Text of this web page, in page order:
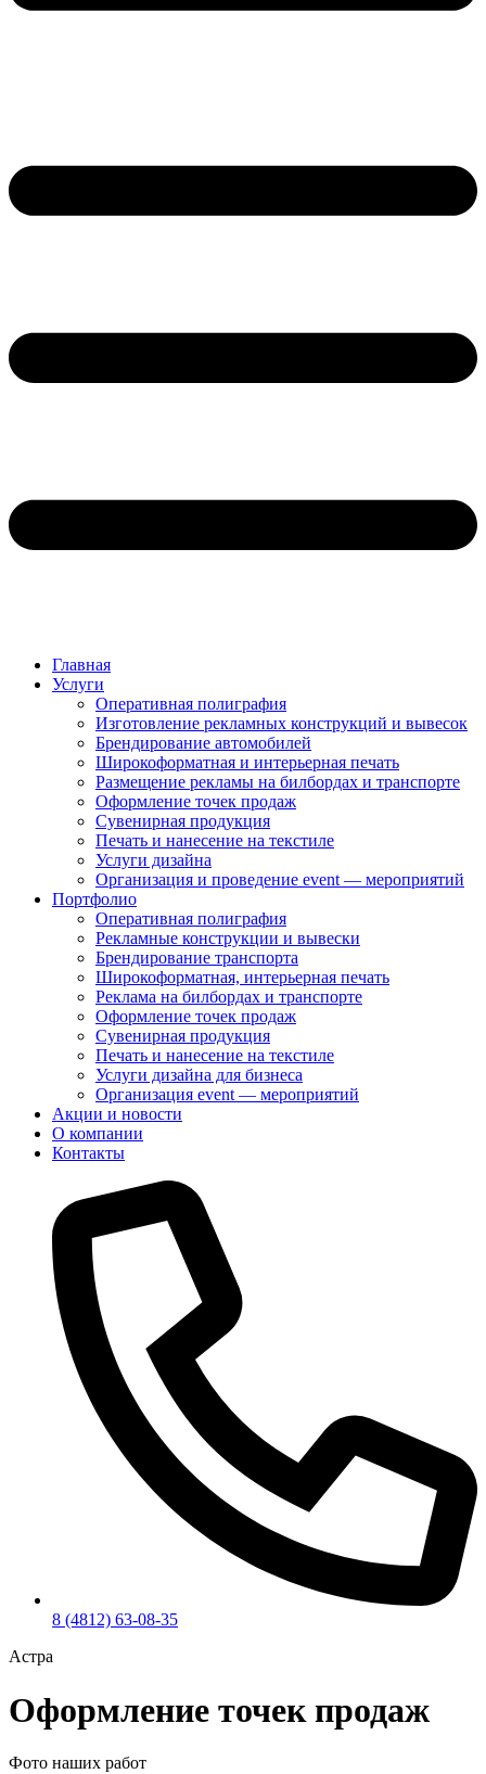
Главная
Услуги
Оперативная полиграфия
Изготовление рекламных конструкций и вывесок
Брендирование автомобилей
Широкоформатная и интерьерная печать
Размещение рекламы на билбордах и транспорте
Оформление точек продаж
Сувенирная продукция
Печать и нанесение на текстиле
Услуги дизайна
Организация и проведение event — мероприятий
Портфолио
Оперативная полиграфия
Рекламные конструкции и вывески
Брендирование транспорта
Широкоформатная, интерьерная печать
Реклама на билбордах и транспорте
Оформление точек продаж
Сувенирная продукция
Печать и нанесение на текстиле
Услуги дизайна для бизнеса
Организация event — мероприятий
Акции и новости
О компании
Контакты
8 (4812) 63-08-35
Астра
Оформление точек продаж
Фото наших работ